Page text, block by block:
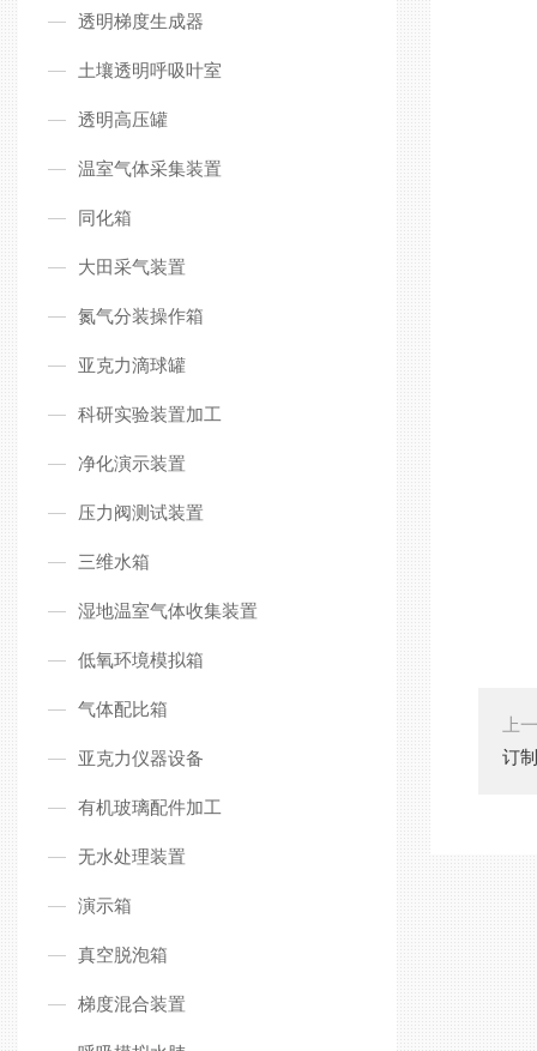
透明梯度生成器
土壤透明呼吸叶室
透明高压罐
温室气体采集装置
同化箱
大田采气装置
氮气分装操作箱
亚克力滴球罐
科研实验装置加工
净化演示装置
压力阀测试装置
三维水箱
湿地温室气体收集装置
低氧环境模拟箱
气体配比箱
亚克力仪器设备
有机玻璃配件加工
无水处理装置
演示箱
真空脱泡箱
梯度混合装置
上
订